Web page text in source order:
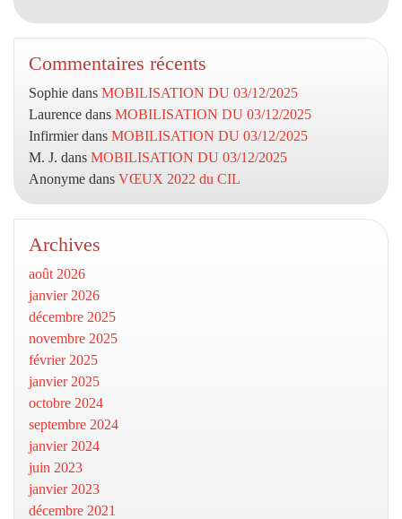
Commentaires récents
Sophie dans MOBILISATION DU 03/12/2025
Laurence dans MOBILISATION DU 03/12/2025
Infirmierdans MOBILISATION DU 03/12/2025
M. J. dans MOBILISATION DU 03/12/2025
Anonyme dans VŒUX 2022 du CIL
Archives
août 2026
janvier 2026
décembre 2025
novembre 2025
février 2025
janvier 2025
octobre 2024
septembre 2024
janvier 2024
juin 2023
janvier 2023
décembre 2021